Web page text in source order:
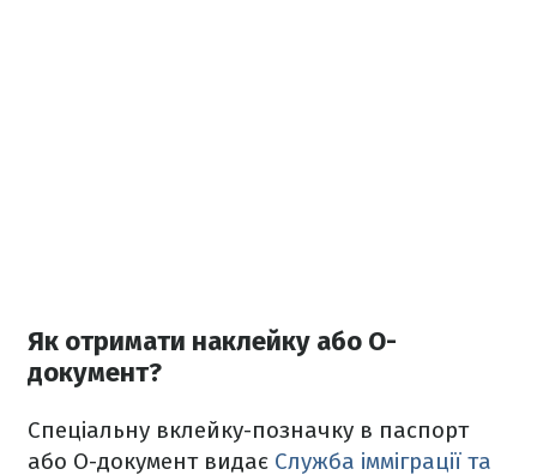
Як отримати наклейку або O-
документ?
Спеціальну вклейку-позначку в паспорт
або О-документ видає Служба імміграції та